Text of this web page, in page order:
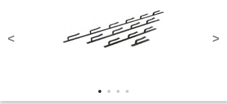
< >